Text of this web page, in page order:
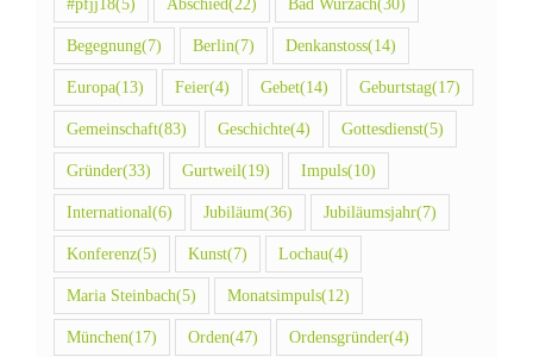
#pfjj18(5) Abschied(22) Bad Wurzach(30)
Begegnung(7) Berlin(7) Denkanstoss(14)
Europa(13) Feier(4) Gebet(14) Geburtstag(17)
Gemeinschaft(83) Geschichte(4) Gottesdienst(5)
Gründer(33) Gurtweil(19) Impuls(10)
International(6) Jubiläum(36) Jubiläumsjahr(7)
Konferenz(5) Kunst(7) Lochau(4)
Maria Steinbach(5) Monatsimpuls(12)
München(17) Orden(47) Ordensgründer(4)